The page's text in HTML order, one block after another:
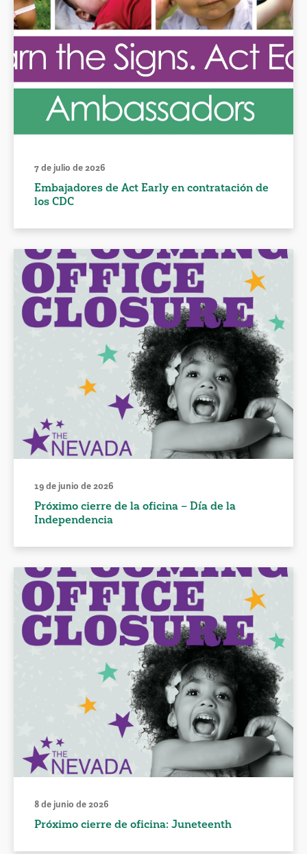
7 de julio de 2026
Embajadores de Act Early en contratación de
los CDC
19 de junio de 2026
Próximo cierre de la oficina – Día de la
Independencia
8 de junio de 2026
Próximo cierre de oficina: Juneteenth